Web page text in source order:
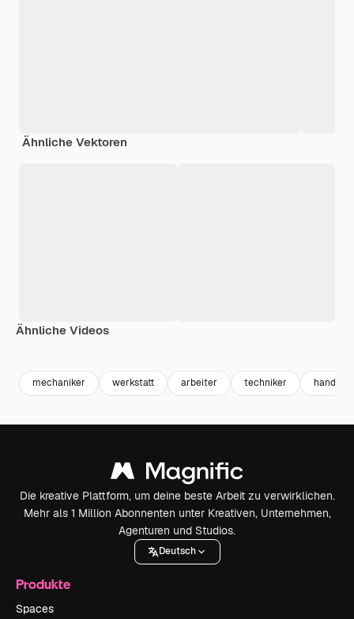
Ähnliche Vektoren
Ähnliche Videos
mechaniker werkstatt arbeiter techniker
Die kreative Plattform, um deine beste Arbeit zu verwirklichen.
Mehr als 1 Million Abonnenten unter Kreativen, Unternehmen,
Agenturen und Studios.
Deutsch
Produkte
Spaces